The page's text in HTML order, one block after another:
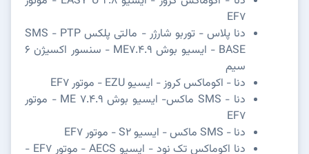
EF7
دنا پلاس - توربو شارژر - مالتی پلکس SMS - PTP
BASE - ایسیو بوش ME7.4.9 - سنسور اکسیژن 6
سیم
دنا - اکوماکس کروز - ایسیو EZU - موتور EF7
دنا - SMS ماکس- ایسیو بوش ME 7.4.9 - موتور
EF7
دنا - SMS ماکس - ایسیو S2 - موتور EF7
دنا اکوماکس تک نود - ایسیو AECS - موتور EF7 -